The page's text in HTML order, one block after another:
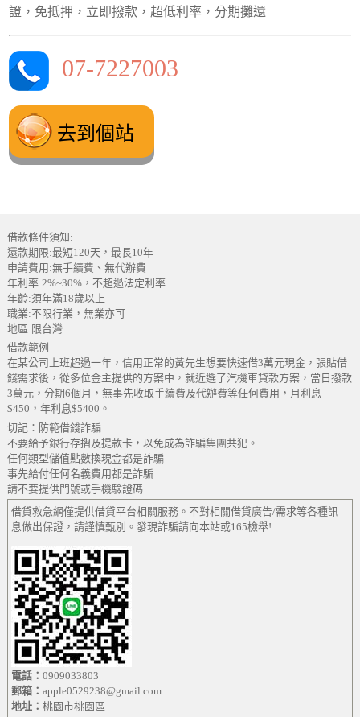
證，免抵押，立即撥款，超低利率，分期攤還
07-7227003
去到個站
借款條件須知:
還款期限:最短120天，最長10年
申請費用:無手續費、無代辦費
年利率:2%~30%，不超過法定利率
年齡:須年滿18歲以上
職業:不限行業，無業亦可
地區:限台灣
借款範例
在某公司上班超過一年，信用正常的黃先生想要快速借3萬元現金，張貼借
錢需求後，從多位金主提供的方案中，就近選了汽機車貸款方案，當日撥款
3萬元，分期6個月，無事先收取手續費及代辦費等任何費用，月利息
$450，年利息$5400。
切記：防範借錢詐騙
不要給予銀行存摺及提款卡，以免成為詐騙集團共犯。
任何類型儲值點數換現金都是詐騙
事先給付任何名義費用都是詐騙
請不要提供門號或手機驗證碼
借貸救急網僅提供借貸平台相關服務。不對相關借貸廣告/需求等各種訊
息做出保證，請謹慎甄別。發現詐騙請向本站或165檢舉!
電話：0909033803
郵箱：apple0529238@gmail.com
地址：桃園市桃園區